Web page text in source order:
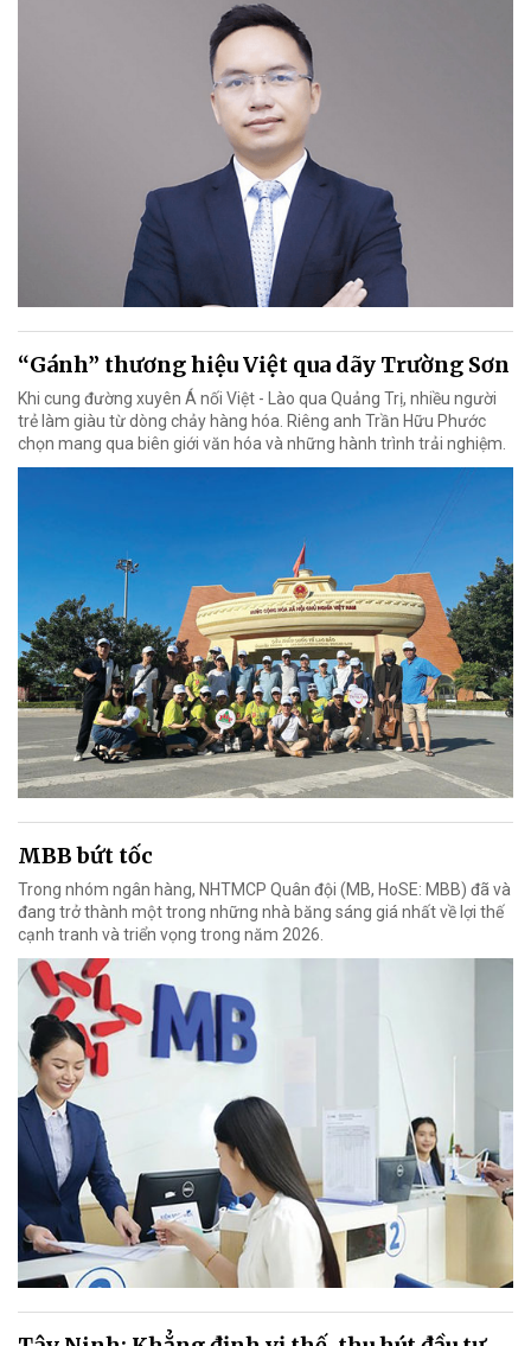
“Gánh” thương hiệu Việt qua dãy Trường Sơn
Khi cung đường xuyên Á nối Việt - Lào qua Quảng Trị, nhiều người
trẻ làm giàu từ dòng chảy hàng hóa. Riêng anh Trần Hữu Phước
chọn mang qua biên giới văn hóa và những hành trình trải nghiệm.
MBB bứt tốc
Trong nhóm ngân hàng, NHTMCP Quân đội (MB, HoSE: MBB) đã và
đang trở thành một trong những nhà băng sáng giá nhất về lợi thế
cạnh tranh và triển vọng trong năm 2026.